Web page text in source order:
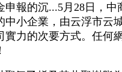
申報的沉...5月28日，
中小企業，由云浮市云
實力的次要方式。任何